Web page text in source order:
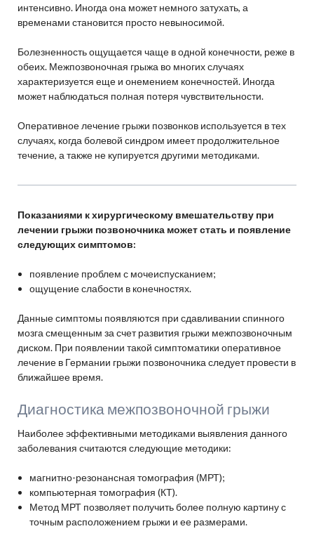
интенсивно. Иногда она может немного затухать, а
временами становится просто невыносимой.
Болезненность ощущается чаще в одной конечности, реже в
обеих. Межпозвоночная грыжа во многих случаях
характеризуется еще и онемением конечностей. Иногда
может наблюдаться полная потеря чувствительности.
Оперативное лечение грыжи позвонков используется в тех
случаях, когда болевой синдром имеет продолжительное
течение, а также не купируется другими методиками.
Показаниями к хирургическому вмешательству при
лечении грыжи позвоночника может стать и появление
следующих симптомов:
появление проблем с мочеиспусканием;
ощущение слабости в конечностях.
Данные симптомы появляются при сдавливании спинного
мозга смещенным за счет развития грыжи межпозвоночным
диском. При появлении такой симптоматики оперативное
лечение в Германии грыжи позвоночника следует провести в
ближайшее время.
Диагностика межпозвоночной грыжи
Наиболее эффективными методиками выявления данного
заболевания считаются следующие методики:
магнитно-резонансная томография (МРТ);
компьютерная томография (КТ).
Метод МРТ позволяет получить более полную картину с
точным расположением грыжи и ее размерами.